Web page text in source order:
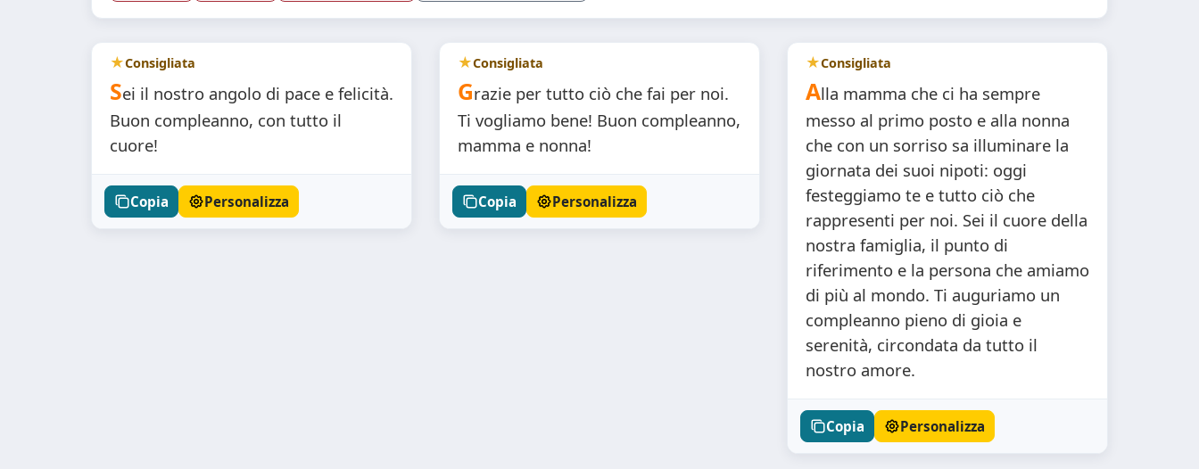
Consigliata
Sei il nostro angolo di pace e felicità.
Buon compleanno, con tutto il
cuore!
Copia Personalizza
Consigliata
Grazie per tutto ciò che fai per noi.
Ti vogliamo bene! Buon compleanno,
mamma e nonna!
Copia Personalizza
Consigliata
Alla mamma che ci ha sempre
messo al primo posto e alla nonna
che con un sorriso sa illuminare la
giornata dei suoi nipoti: oggi
festeggiamo te e tutto ciò che
rappresenti per noi. Sei il cuore della
nostra famiglia, il punto di
riferimento e la persona che amiamo
di più al mondo. Ti auguriamo un
compleanno pieno di gioia e
serenità, circondata da tutto il
nostro amore.
Copia Personalizza